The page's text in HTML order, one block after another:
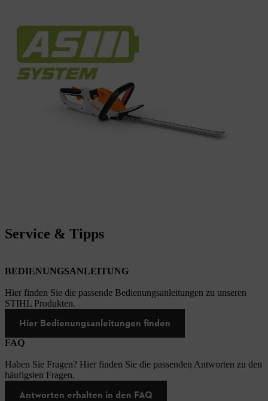
Service & Tipps
BEDIENUNGSANLEITUNG
Hier finden Sie die passende Bedienungsanleitungen zu unseren
STIHL Produkten.
Hier Bedienungsanleitungen finden
FAQ
Haben Sie Fragen? Hier finden Sie die passenden Antworten zu den
häufigsten Fragen.
Antworten erhalten in den FAQ